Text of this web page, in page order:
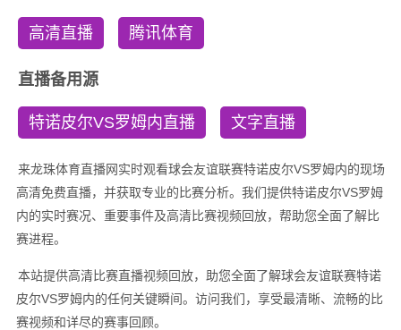
高清直播 腾讯体育
直播备用源
特诺皮尔VS罗姆内直播 文字直播
来龙珠体育直播网实时观看球会友谊联赛特诺皮尔VS罗姆内的现场
高清免费直播，并获取专业的比赛分析。我们提供特诺皮尔VS罗姆
内的实时赛况、重要事件及高清比赛视频回放，帮助您全面了解比
赛进程。
本站提供高清比赛直播视频回放，助您全面了解球会友谊联赛特诺
皮尔VS罗姆内的任何关键瞬间。访问我们，享受最清晰、流畅的比
赛视频和详尽的赛事回顾。